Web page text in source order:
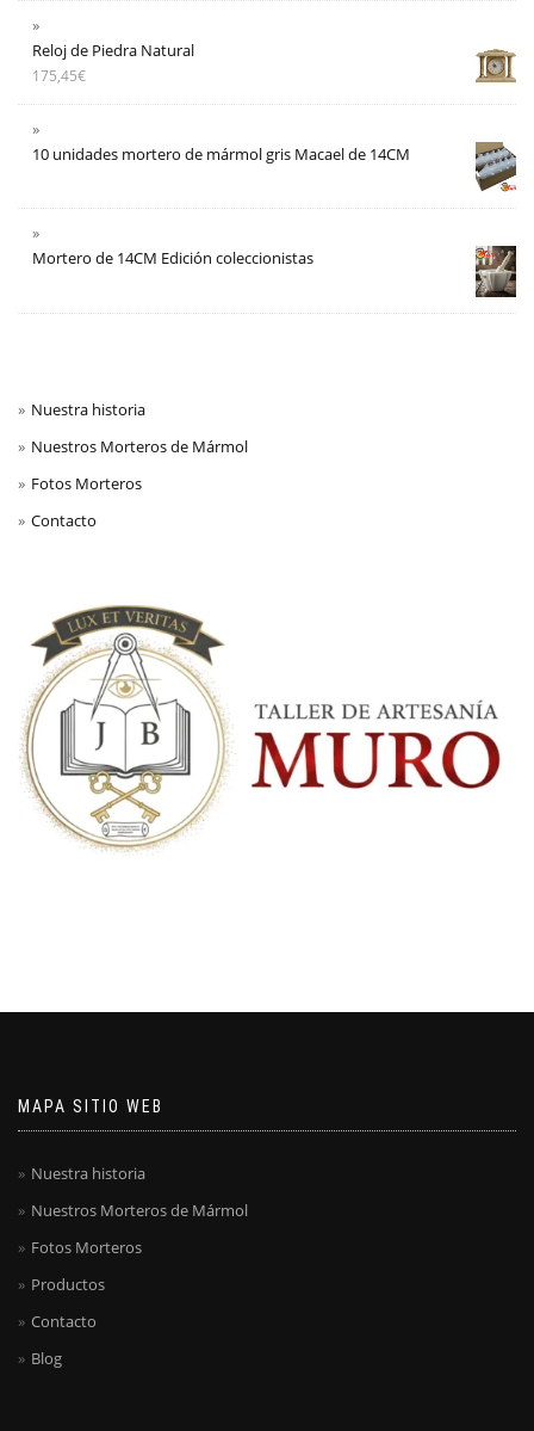
Reloj de Piedra Natural
175,45€
10 unidades mortero de mármol gris Macael de 14CM
Mortero de 14CM Edición coleccionistas
Nuestra historia
Nuestros Morteros de Mármol
Fotos Morteros
Contacto
MAPA SITIO WEB
Nuestra historia
Nuestros Morteros de Mármol
Fotos Morteros
Productos
Contacto
Blog